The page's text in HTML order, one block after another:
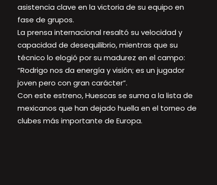
asistencia clave en la victoria de su equipo en
fase de grupos.
La prensa internacional resaltó su velocidad y
capacidad de desequilibrio, mientras que su
técnico lo elogió por su madurez en el campo:
“Rodrigo nos da energía y visión; es un jugador
joven pero con gran carácter”.
Con este estreno, Huescas se suma a la lista de
mexicanos que han dejado huella en el torneo de
clubes más importante de Europa.